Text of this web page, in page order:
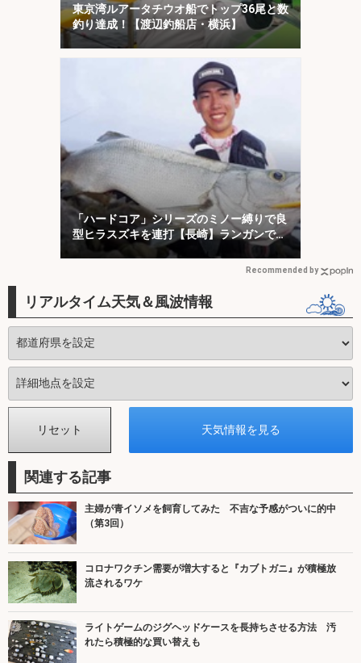
東京湾ルアータチウオ船でトップ36尾と数
釣り達成！【渡辺釣船店・横浜】
「ハードコア」シリーズのミノー縛りで良
型ヒラスズキを連打【長崎】ランガンでサ
ラシを攻略！
Recommended by
リアルタイム天気＆風波情報
関連する記事
主婦が青イソメを飼育してみた 不吉な予感がついに的中
（第3回）
コロナワクチン需要が増大すると『カブトガニ』が積極放
流されるワケ
ライトゲームのジグヘッドケースを長持ちさせる方法 汚
れたら積極的な買い替えも